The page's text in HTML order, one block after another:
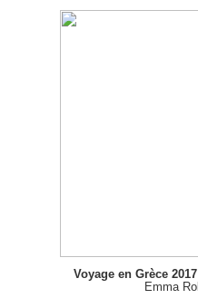
Voyage en Grèce
Emma